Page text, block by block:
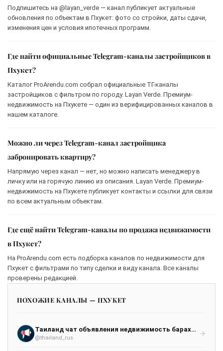
Подпишитесь на @layan_verde — канал публикует актуальные
обновления по объектам в Пхукет: фото со стройки, даты сдачи,
изменения цен и условия ипотечных программ.
Где найти официальные Telegram-каналы застройщиков в
Пхукет?
Каталог ProArendu.com собрал официальные ТГ-каналы
застройщиков с фильтром по городу. Layan Verde. Премиум-
недвижимость на Пхукете — один из верифицированных каналов в
нашем каталоге.
Можно ли через Telegram-канал застройщика
забронировать квартиру?
Напрямую через канал — нет, но можно написать менеджеру в
личку или на горячую линию из описания. Layan Verde. Премиум-
недвижимость на Пхукете публикует контакты и ссылки для связи
по всем актуальным объектам.
Где ещё найти Telegram-каналы по продажа недвижимости
в Пхукет?
На ProArendu.com есть подборка каналов по недвижимости для
Пхукет с фильтрами по типу сделки и виду канала. Все каналы
проверены редакцией.
ПОХОЖИЕ КАНАЛЫ — ПХУКЕТ
Таиланд чат объявления недвижимость барахолка работа Пхукет Паттайя Бангкок Самуи Панган
@thailand_rus